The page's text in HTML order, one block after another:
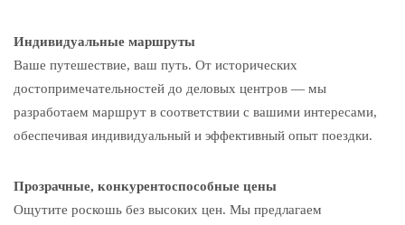
Индивидуальные маршруты
Ваше путешествие, ваш путь. От исторических
достопримечательностей до деловых центров — мы
разработаем маршрут в соответствии с вашими интересами,
обеспечивая индивидуальный и эффективный опыт поездки.
Прозрачные, конкурентоспособные цены
Ощутите роскошь без высоких цен. Мы предлагаем